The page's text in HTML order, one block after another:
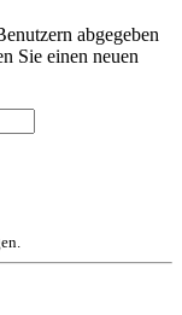
abgegeben
Sie einen neuen